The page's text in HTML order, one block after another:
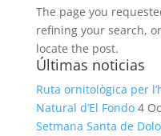
The page you
refining your search,
locate the post.
Últimas noticias
Ruta ornitològica per
Natural d’El Fondo 4
Setmana Santa de